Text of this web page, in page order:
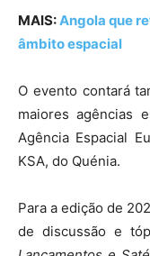
MAIS:Angola que
âmbito espacial
O evento contará
maiores agências
Agência Espacial
KSA, do Quénia.
Para a edição de
de discussão e